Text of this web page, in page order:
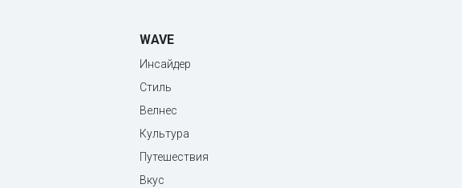
WAVE
Инсайдер
Стиль
Велнес
Культура
Путешествия
Вкус